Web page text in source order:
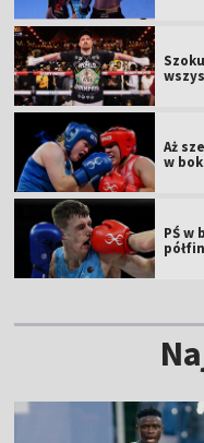
Aż
w
PŚ w